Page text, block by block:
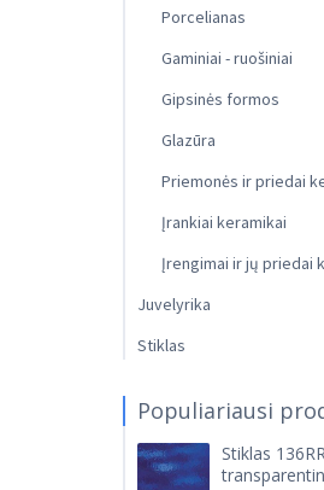
Porcelianas
Gaminiai - ruošiniai
Gipsinės formos
Glazūra
Priemonės ir priedai
Įrankiai keramikai
Įrengimai ir jų priedai
Juvelyrika
Stiklas
Populiariausi
Stiklas